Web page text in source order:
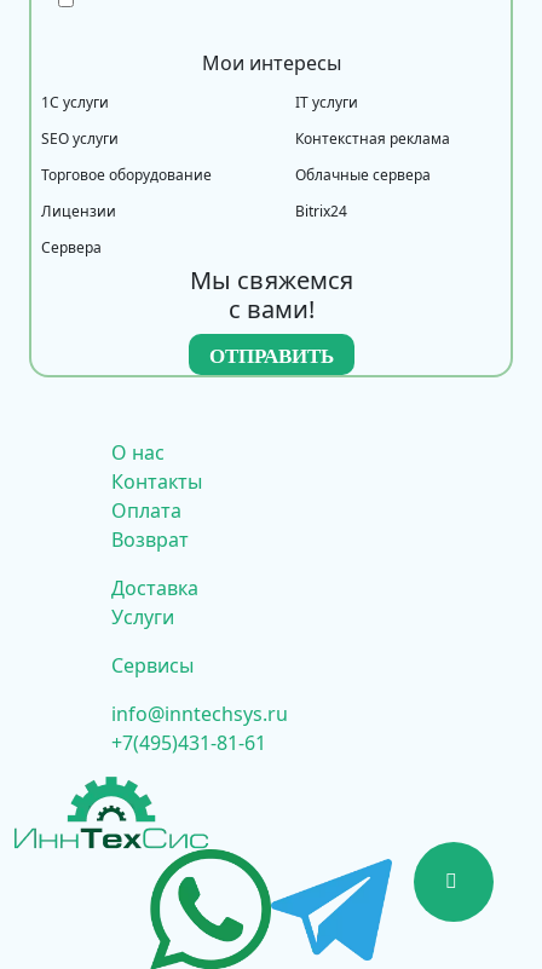
Мои интересы
1С услуги
IT услуги
SEO услуги
Контекстная реклама
Торговое оборудование
Облачные сервера
Лицензии
Bitrix24
Сервера
Мы свяжемся
с вами!
О нас
Контакты
Оплата
Возврат
Доставка
Услуги
Сервисы
info@inntechsys.ru
+7(495)431-81-61